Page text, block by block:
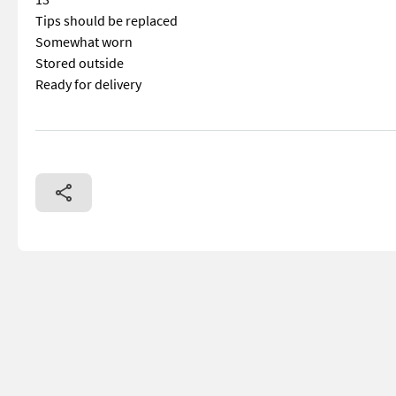
Tips should be replaced
Somewhat worn
Stored outside
Ready for delivery
== Mer informasjon (NO) == mascus_category: